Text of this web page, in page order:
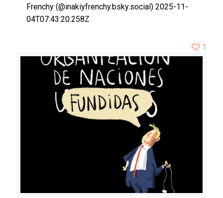
Frenchy (@inakiyfrenchy.bsky.social) 2025-11-
04T07:43:20.258Z
1